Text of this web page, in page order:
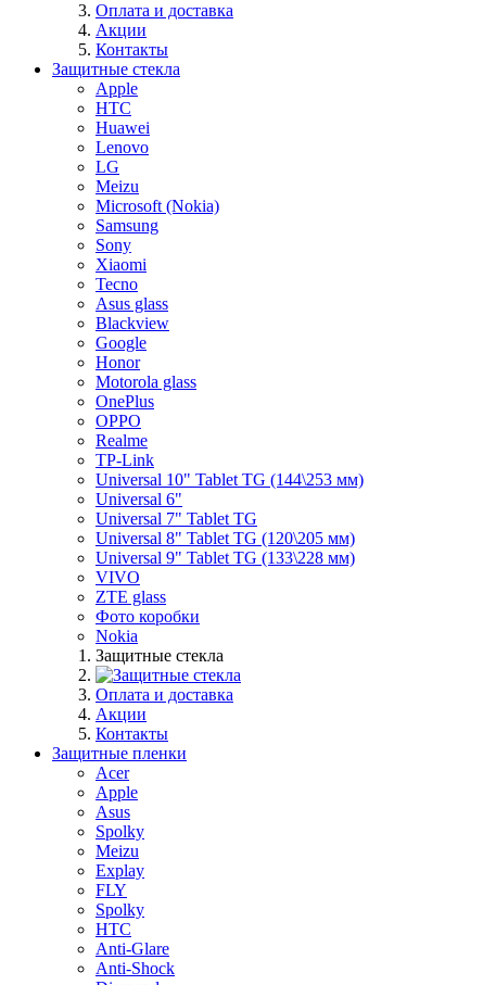
Оплата и доставка
Акции
Контакты
Защитные стекла
Apple
HTC
Huawei
Lenovo
LG
Meizu
Microsoft (Nokia)
Samsung
Sony
Xiaomi
Tecno
Asus glass
Blackview
Google
Honor
Motorola glass
OnePlus
OPPO
Realme
TP-Link
Universal 10" Tablet TG (144\253 мм)
Universal 6"
Universal 7" Tablet TG
Universal 8" Tablet TG (120\205 мм)
Universal 9" Tablet TG (133\228 мм)
VIVO
ZTE glass
Фото коробки
Nokia
Защитные стекла
Оплата и доставка
Акции
Контакты
Защитные пленки
Acer
Apple
Asus
Spolky
Meizu
Explay
FLY
Spolky
HTC
Anti-Glare
Anti-Shock